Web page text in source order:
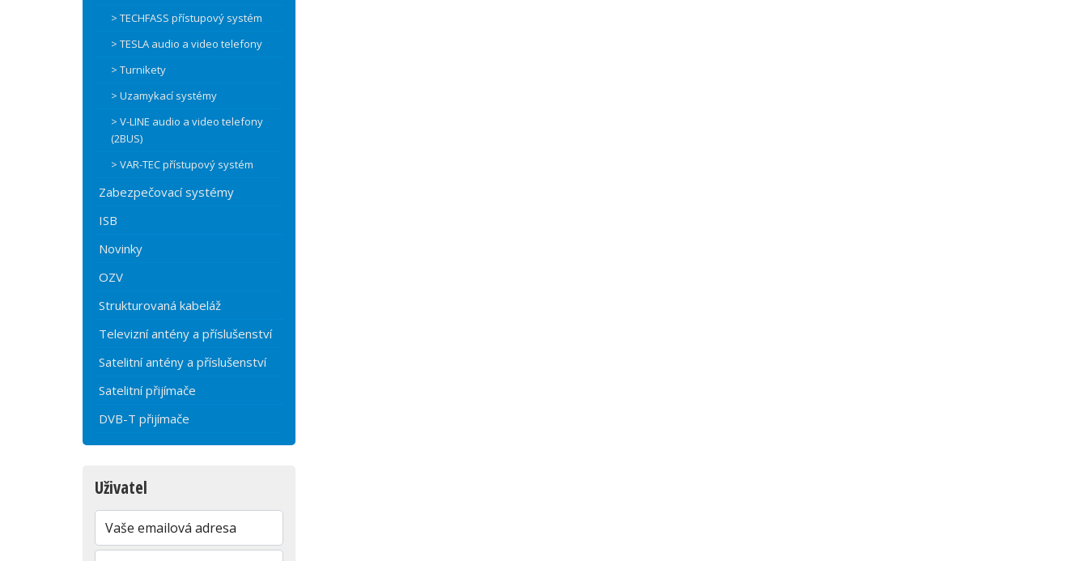
> TECHFASS přístupový systém
> TESLA audio a video telefony
> Turnikety
> Uzamykací systémy
> V-LINE audio a video telefony
(2BUS)
> VAR-TEC přístupový systém
Zabezpečovací systémy
ISB
Novinky
OZV
Strukturovaná kabeláž
Televizní antény a příslušenství
Satelitní antény a příslušenství
Satelitní přijímače
DVB-T přijímače
Uživatel